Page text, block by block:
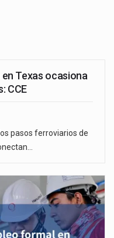
Texas ocasiona
CCE
pasos ferroviarios de